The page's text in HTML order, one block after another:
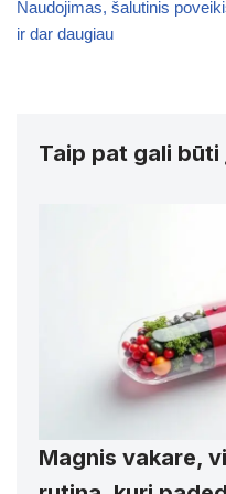
Naudojimas, šalutinis
ir dar daugiau
Taip pat gali būti
Magnis vakare,